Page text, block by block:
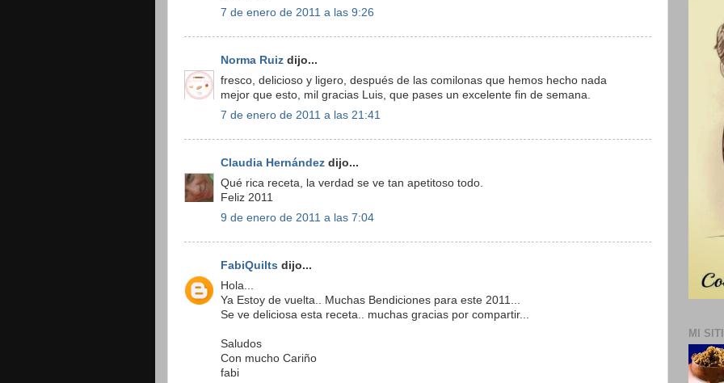
7 de enero de 2011 a las 9:26
Norma Ruiz dijo...
fresco, delicioso y ligero, después de las comilonas que hemos hecho nada
mejor que esto, mil gracias Luis, que pases un excelente fin de semana.
7 de enero de 2011 a las 21:41
Claudia Hernández dijo...
Qué rica receta, la verdad se ve tan apetitoso todo.
Feliz 2011
9 de enero de 2011 a las 7:04
FabiQuilts dijo...
Hola...
Ya Estoy de vuelta.. Muchas Bendiciones para este 2011...
Se ve deliciosa esta receta.. muchas gracias por compartir...
Saludos
Con mucho Cariño
fabi
MI